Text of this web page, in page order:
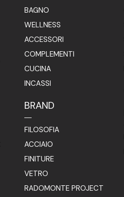
BAGNO
WELLNESS
ACCESSORI
COMPLEMENTI
CUCINA
INCASSI
BRAND
FILOSOFIA
ACCIAIO
FINITURE
VETRO
RADOMONTE PROJECT